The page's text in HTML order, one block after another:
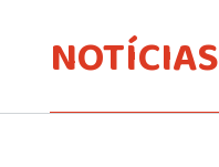
NOTÍCIAS